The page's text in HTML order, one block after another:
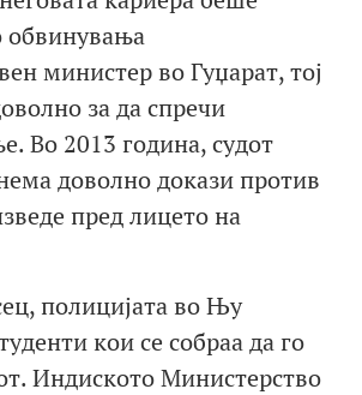
обвинувања
министер во Гуџарат, тој
за да спречи
Во 2013 година, судот
доволно докази против
пред лицето на
полицијата во Њу
кои се собраа да го
Индиското Министерство